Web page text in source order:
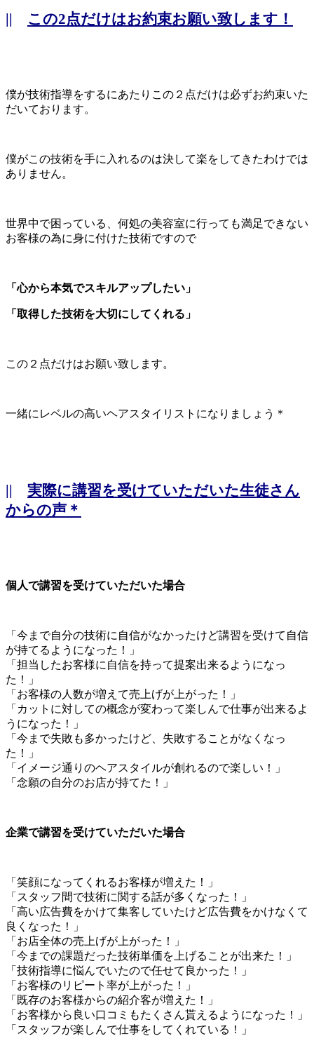
|| この2点だけはお約束お願い致します！
僕が技術指導をするにあたりこの２点だけは必ずお約束いた
だいております。
僕がこの技術を手に入れるのは決して楽をしてきたわけでは
ありません。
世界中で困っている、何処の美容室に行っても満足できない
お客様の為に身に付けた技術ですので
「心から本気でスキルアップしたい」
「取得した技術を大切にしてくれる」
この２点だけはお願い致します。
一緒にレベルの高いヘアスタイリストになりましょう＊
|| 実際に講習を受けていただいた生徒さん
からの声＊
個人で講習を受けていただいた場合
「今まで自分の技術に自信がなかったけど講習を受けて自信
が持てるようになった！」
「担当したお客様に自信を持って提案出来るようになっ
た！」
「お客様の人数が増えて売上げが上がった！」
「カットに対しての概念が変わって楽しんで仕事が出来るよ
うになった！」
「今まで失敗も多かったけど、失敗することがなくなっ
た！」
「イメージ通りのヘアスタイルが創れるので楽しい！」
「念願の自分のお店が持てた！」
企業で講習を受けていただいた場合
「笑顔になってくれるお客様が増えた！」
「スタッフ間で技術に関する話が多くなった！」
「高い広告費をかけて集客していたけど広告費をかけなくて
良くなった！」
「お店全体の売上げが上がった！」
「今までの課題だった技術単価を上げることが出来た！」
「技術指導に悩んでいたので任せて良かった！」
「お客様のリピート率が上がった！」
「既存のお客様からの紹介客が増えた！」
「お客様から良い口コミもたくさん貰えるようになった！」
「スタッフが楽しんで仕事をしてくれている！」